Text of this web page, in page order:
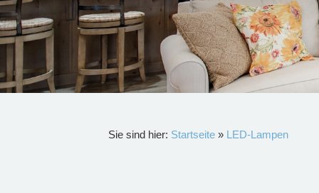
Sie sind hier: Startseite » LED-Lampen